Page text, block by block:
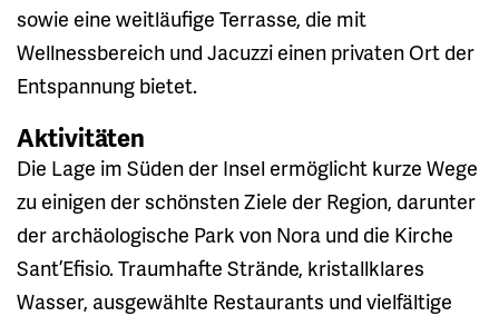
sowie eine weitläufige Terrasse, die mit
Wellnessbereich und Jacuzzi einen privaten Ort der
Entspannung bietet.
Aktivitäten
Die Lage im Süden der Insel ermöglicht kurze Wege
zu einigen der schönsten Ziele der Region, darunter
der archäologische Park von Nora und die Kirche
Sant’Efisio. Traumhafte Strände, kristallklares
Wasser, ausgewählte Restaurants und vielfältige